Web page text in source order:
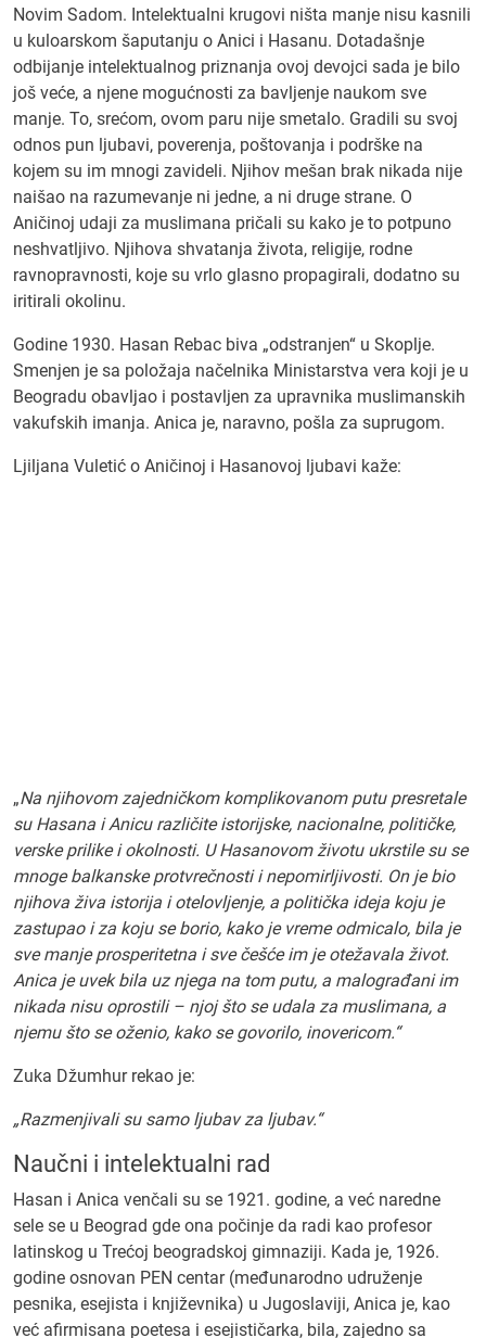
Novim Sadom. Intelektualni krugovi ništa manje nisu kasnili
u kuloarskom šaputanju o Anici i Hasanu. Dotadašnje
odbijanje intelektualnog priznanja ovoj devojci sada je bilo
još veće, a njene mogućnosti za bavljenje naukom sve
manje. To, srećom, ovom paru nije smetalo. Gradili su svoj
odnos pun ljubavi, poverenja, poštovanja i podrške na
kojem su im mnogi zavideli. Njihov mešan brak nikada nije
naišao na razumevanje ni jedne, a ni druge strane. O
Aničinoj udaji za muslimana pričali su kako je to potpuno
neshvatljivo. Njihova shvatanja života, religije, rodne
ravnopravnosti, koje su vrlo glasno propagirali, dodatno su
iritirali okolinu.
Godine 1930. Hasan Rebac biva „odstranjen“ u Skoplje.
Smenjen je sa položaja načelnika Ministarstva vera koji je u
Beogradu obavljao i postavljen za upravnika muslimanskih
vakufskih imanja. Anica je, naravno, pošla za suprugom.
Ljiljana Vuletić o Aničinoj i Hasanovoj ljubavi kaže:
„Na njihovom zajedničkom komplikovanom putu presretale
su Hasana i Anicu različite istorijske, nacionalne, političke,
verske prilike i okolnosti. U Hasanovom životu ukrstile su se
mnoge balkanske protvrečnosti i nepomirljivosti. On je bio
njihova živa istorija i otelovljenje, a politička ideja koju je
zastupao i za koju se borio, kako je vreme odmicalo, bila je
sve manje prosperitetna i sve češće im je otežavala život.
Anica je uvek bila uz njega na tom putu, a malograđani im
nikada nisu oprostili – njoj što se udala za muslimana, a
njemu što se oženio, kako se govorilo, inovericom.“
Zuka Džumhur rekao je:
„Razmenjivali su samo ljubav za ljubav.“
Naučni i intelektualni rad
Hasan i Anica venčali su se 1921. godine, a već naredne
sele se u Beograd gde ona počinje da radi kao profesor
latinskog u Trećoj beogradskoj gimnaziji. Kada je, 1926.
godine osnovan PEN centar (međunarodno udruženje
pesnika, esejista i književnika) u Jugoslaviji, Anica je, kao
već afirmisana poetesa i esejističarka, bila, zajedno sa